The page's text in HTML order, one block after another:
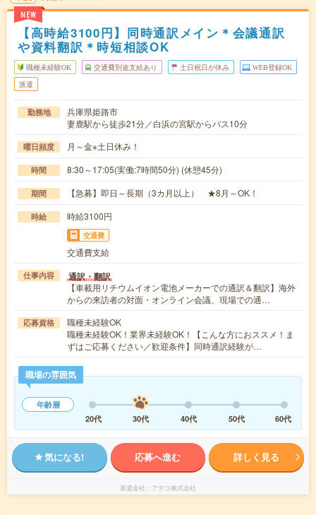
NEW
【高時給3100円】同時通訳メイン＊会議通訳
や資料翻訳＊時短相談OK
職種未経験OK 交通費別途支給あり 土日祝日が休み WEB登録OK
派遣
勤務地
兵庫県姫路市
妻鹿駅から徒歩21分／白浜の宮駅からバス10分
曜日頻度 月～金※土日休み！
時間 8:30～17:05(実働:7時間50分) (休憩45分)
期間 【急募】即日～長期（3カ月以上） ★8月～OK！
時給 時給3100円
交通費
交通費支給
仕事内容 通訳・翻訳
【車載用リチウムイオン電池メーカーでの通訳＆翻訳】海外
からの来訪者の対面・オンライン会議、現場での通…
応募資格
職種未経験OK
職種未経験OK！業界未経験OK！【こんな方におススメ！ま
ずはご応募ください／歓迎条件】同時通訳経験が…
職場の雰囲気
年齢層
20代
30代 40代 50代 60代
気になる! 応募へ進む 詳しく見る
派遣会社 アデコ株式会社